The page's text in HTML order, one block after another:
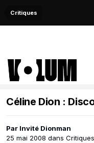
Critiques
Céline Dion :
Par Invité Dionman
25 mai 2008 dans Critiques